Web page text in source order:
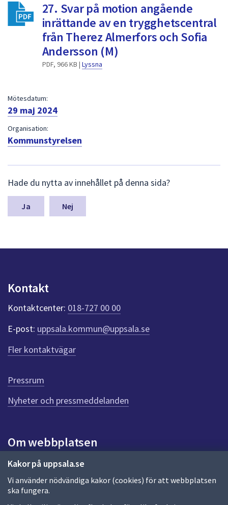
välja
något
av
Kakor på uppsala.se
Vi använder nödvändiga kakor (cookies) för att webbplatsen
ska fungera.
27. Svar på motion angående
inrättande av en trygghetscentral
från Therez Almerfors och Sofia
Andersson (M)
PDF, 966 KB | Lyssna
Mötesdatum:
29 maj 2024
Organisation:
Kommunstyrelsen
ä
m
a
n
k
t
e
r
f
ö
r
e
n
n
a
d
a
Hade du nytta av innehållet på denna sida?
Nej
Kontakt
Kontaktcenter: 018-727 00 00
E-post: uppsala.kommun@uppsala.se
Fler kontaktvägar
Pressrum
Nyheter och pressmeddelanden
Om webbplatsen
Om webbplatsen
Allmänna handlingar och diarium
Behandling av personuppgifter